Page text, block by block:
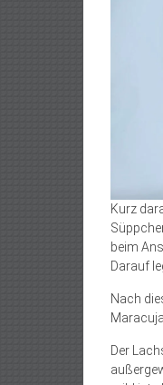
Kurz
beim
Darauf
Nach
Der